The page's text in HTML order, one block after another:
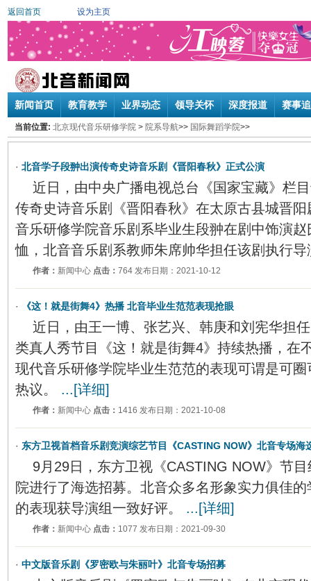
返回首页 设为主页
新闻首页 教育教学 业界动态 领导关怀 深度报道 赛事
当前位置: 北京现代音乐研修学院 > 院系导航>> 国际舞蹈学院>>
· 北音学子段翀出演传奇史诗音乐剧《晋阳春秋》正式公演
近日，由中央广播电视总台《国家宝藏》栏
传奇史诗音乐剧《晋阳春秋》在太原古县城晋
音乐研修学院音乐剧系毕业生段翀在剧中饰演
恤，北音音乐剧系教师朱席帅华担任该剧执行导
作者： 新闻中心 点击： 764 发布日期：2021-10-12
· 《这！就是街舞4》热播 北音毕业生范范表现抢眼
近日，由王一博、张艺兴、韩庚和刘宪华担
类真人秀节目《这！就是街舞4》持续热播，在
现代音乐研修学院毕业生范范的表现可谓是可
热议。
...[详细]
作者： 新闻中心 点击： 1416 发布日期：2021-10-08
· 东方卫视首档音乐剧竞演综艺节目《CASTING NOW》北音专场
9月29日，东方卫视《CASTING NOW》节
院进行了海选招募。北音众多名形象实力俱佳
的表现获导演组一致好评。
...[详细]
作者： 新闻中心 点击： 1077 发布日期：2021-09-30
· 中文版音乐剧《罗密欧与朱丽叶》北音专场招募